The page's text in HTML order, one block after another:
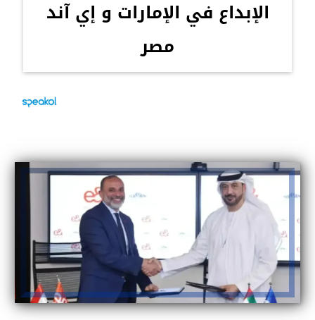
الإبداع في الإمارات و إي آند
مصر